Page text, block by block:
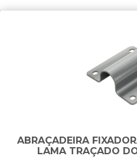
ABRAÇADEIRA
LAMA TRAÇADO